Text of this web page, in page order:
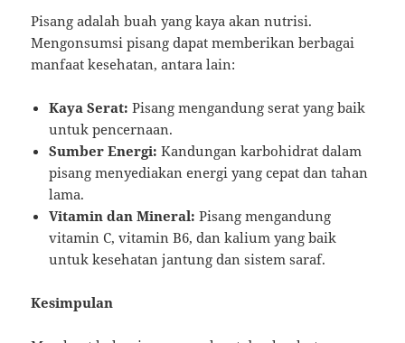
Pisang adalah buah yang kaya akan nutrisi.
Mengonsumsi pisang dapat memberikan berbagai
manfaat kesehatan, antara lain:
Kaya Serat: Pisang mengandung serat yang baik
untuk pencernaan.
Sumber Energi: Kandungan karbohidrat dalam
pisang menyediakan energi yang cepat dan tahan
lama.
Vitamin dan Mineral: Pisang mengandung
vitamin C, vitamin B6, dan kalium yang baik
untuk kesehatan jantung dan sistem saraf.
Kesimpulan